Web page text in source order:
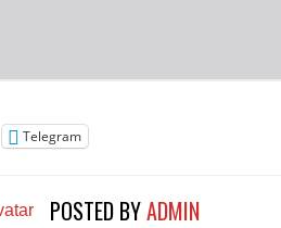
Telegram
POSTED BYADMIN